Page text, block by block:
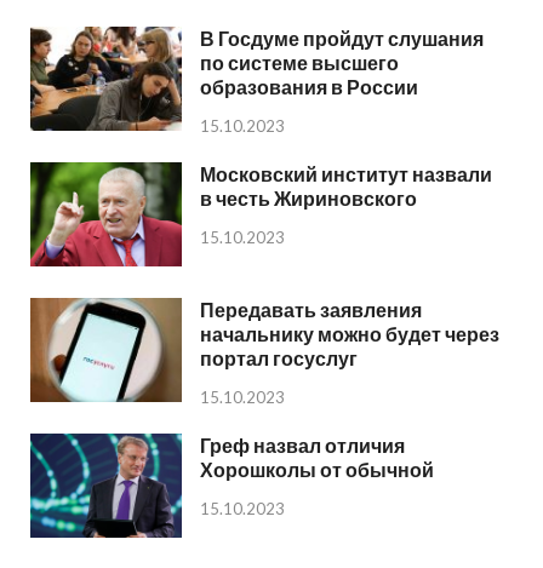
В Госдуме пройдут слушания
по системе высшего
образования в России
15.10.2023
Московский институт назвали
в честь Жириновского
15.10.2023
Передавать заявления
начальнику можно будет через
портал госуслуг
15.10.2023
Греф назвал отличия
Хорошколы от обычной
15.10.2023